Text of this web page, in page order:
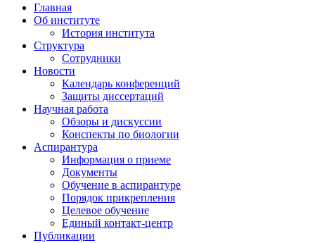
Главная
Об институте
История института
Структура
Сотрудники
Новости
Календарь конференций
Защиты диссертаций
Научная работа
Обзоры и дискуссии
Конспекты по биологии
Аспирантура
Информация о приеме
Документы
Обучение в аспирантуре
Порядок прикрепления
Целевое обучение
Единый контакт-центр
Публикации